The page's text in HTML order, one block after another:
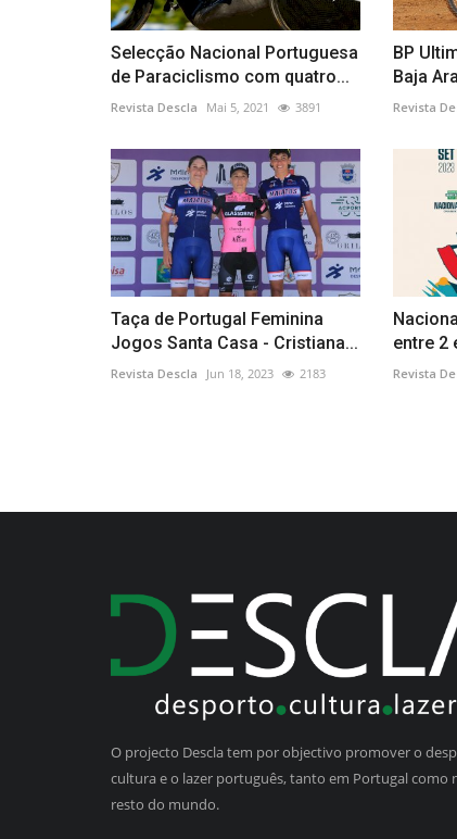
Selecção Nacional Portuguesa
de Paraciclismo com quatro...
Revista Descla Mai 5, 2021 3891
BP
Baja
Revista
Taça de Portugal Feminina
Jogos Santa Casa - Cristiana...
Revista Descla Jun 18, 2023 2183
entre 2
Revista
O projecto Descla tem por objectivo promover o
cultura e o lazer português, tanto em Portugal como
resto do mundo.